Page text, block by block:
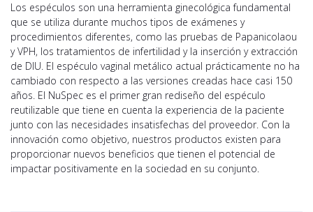
Los espéculos son una herramienta ginecológica fundamental
que se utiliza durante muchos tipos de exámenes y
procedimientos diferentes, como las pruebas de Papanicolaou
y VPH, los tratamientos de infertilidad y la inserción y extracción
de DIU. El espéculo vaginal metálico actual prácticamente no ha
cambiado con respecto a las versiones creadas hace casi 150
años. El NuSpec es el primer gran rediseño del espéculo
reutilizable que tiene en cuenta la experiencia de la paciente
junto con las necesidades insatisfechas del proveedor. Con la
innovación como objetivo, nuestros productos existen para
proporcionar nuevos beneficios que tienen el potencial de
impactar positivamente en la sociedad en su conjunto.